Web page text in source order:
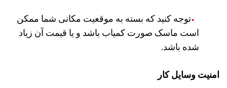
توجه کنید که بسته به موقعیت مکانی شما ممکن
است ماسک صورت کمیاب باشد و یا قیمت آن زیاد
شده باشد.
امنیت وسایل کار